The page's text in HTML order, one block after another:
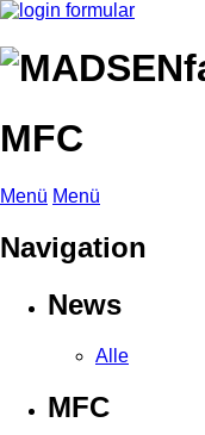
MFC
Menü Menü
Navigation
News
Alle
MFC